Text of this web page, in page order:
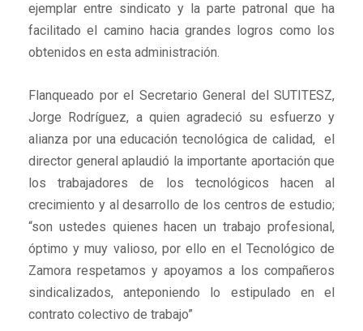
ejemplar entre sindicato y la parte patronal que ha
facilitado el camino hacia grandes logros como los
obtenidos en esta administración.
Flanqueado por el Secretario General del SUTITESZ,
Jorge Rodríguez, a quien agradeció su esfuerzo y
alianza por una educación tecnológica de calidad, el
director general aplaudió la importante aportación que
los trabajadores de los tecnológicos hacen al
crecimiento y al desarrollo de los centros de estudio;
“son ustedes quienes hacen un trabajo profesional,
óptimo y muy valioso, por ello en el Tecnológico de
Zamora respetamos y apoyamos a los compañeros
sindicalizados, anteponiendo lo estipulado en el
contrato colectivo de trabajo”